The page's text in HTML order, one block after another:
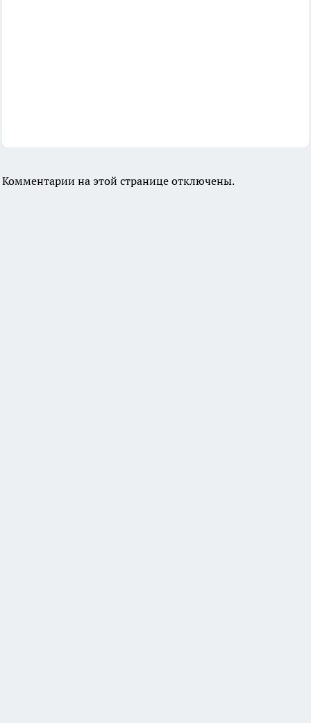
Комментарии на этой странице отключены.